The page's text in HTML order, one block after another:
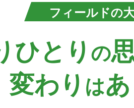
フィールドの
ひとり の
変わり は